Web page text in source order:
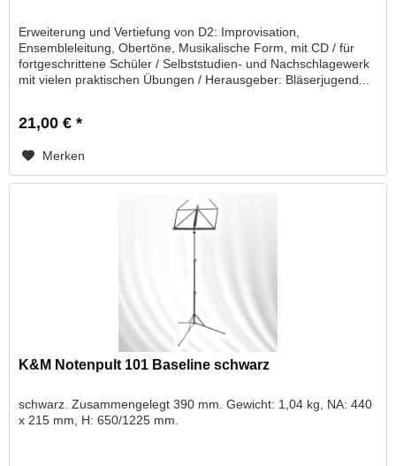
Erweiterung und Vertiefung von D2: Improvisation,
Ensembleleitung, Obertöne, Musikalische Form, mit CD / für
fortgeschrittene Schüler / Selbststudien- und Nachschlagewerk
mit vielen praktischen Übungen / Herausgeber: Bläserjugend...
21,00 € *
Merken
K&M Notenpult 101 Baseline schwarz
schwarz. Zusammengelegt 390 mm. Gewicht: 1,04 kg, NA: 440
x 215 mm, H: 650/1225 mm.